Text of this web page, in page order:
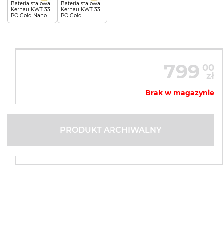
Bateria stalowa
Kernau KWT 33
PO Gold Nano
Bateria stalowa
Kernau KWT 33
PO Gold
799 00
zł
Brak w magazynie
PRODUKT ARCHIWALNY